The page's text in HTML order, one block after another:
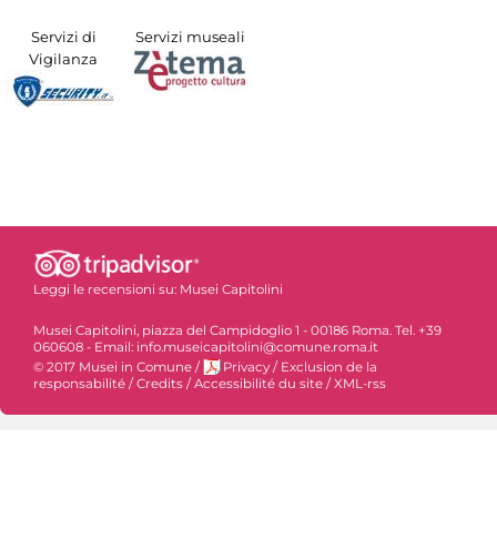
Servizi di
Vigilanza
Servizi museali
Leggi le recensioni su: Musei Capitolini
Musei Capitolini, piazza del Campidoglio 1 - 00186 Roma. Tel. +39
060608 - Email: info.museicapitolini@comune.roma.it
© 2017 Musei in Comune / Privacy / Exclusion de la
responsabilité / Credits / Accessibilité du site / XML-rss